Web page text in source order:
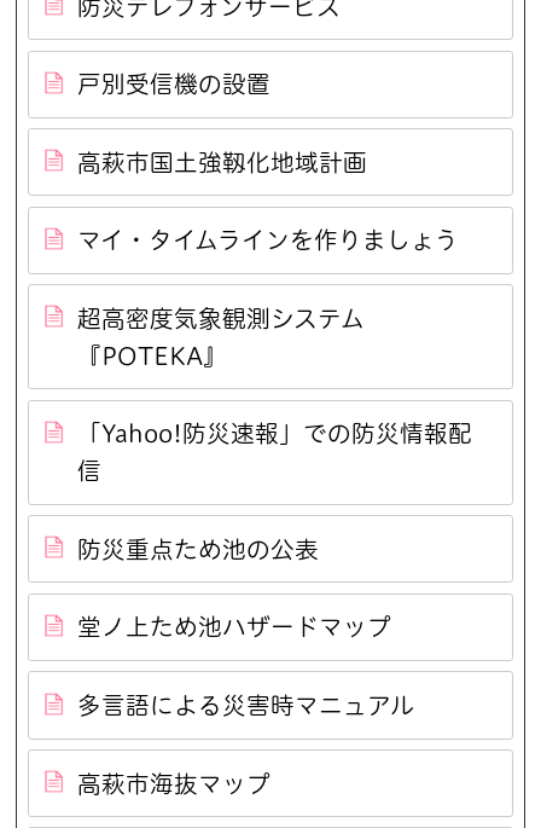
防災テレフォンサービス
戸別受信機の設置
高萩市国土強靱化地域計画
マイ・タイムラインを作りましょう
超高密度気象観測システム
『POTEKA』
「Yahoo!防災速報」での防災情報配
信
防災重点ため池の公表
堂ノ上ため池ハザードマップ
多言語による災害時マニュアル
高萩市海抜マップ